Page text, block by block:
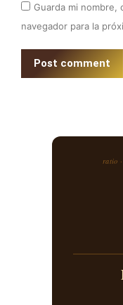
Guarda mi
navegador para la
Post comment
ratio